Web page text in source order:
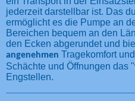
jederzeit darstellbar ist. Das
ermöglicht es die Pumpe an
Bereichen bequem an den
den Ecken abgerundet und
angenehmen Tragekomfort
Schächte und Öffnungen das
Engstellen.